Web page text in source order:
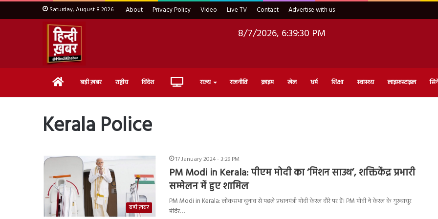
Saturday, August 8 2026 About Privacy Policy Video Live TV Contact Advertise with us
8/7/2026, 6:39:31 PM
Home बड़ी ख़बर राष्ट्रीय विदेश Live राज्य राजनीति क्राइम खेल धर्म शिक्षा स्वास्थ्य लाइफ़स्टाइल
Kerala Police
बड़ी ख़बर
17 January 2024 - 3:29 PM
PM Modi in Kerala: पीएम मोदी का ‘मिशन साउथ’, शक्तिकेंद्र प्रभारी
सम्मेलन में हुए शामिल
PM Modi in Kerala: लोकसभा चुनाव से पहले प्रधानमंत्री मोदी केरल दौरे पर हैं। PM मोदी ने केरल के गुरुवायूर
मंदिर…